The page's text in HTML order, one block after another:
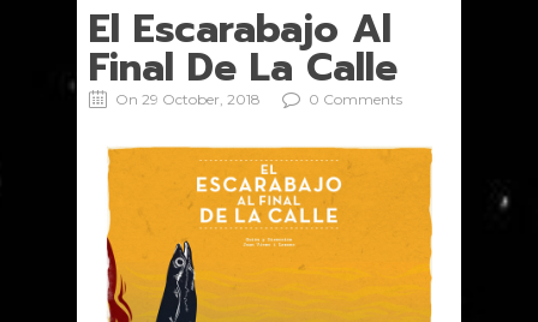
El Escarabajo Al
Final De La Calle
On 29 October, 2018 0 Comments